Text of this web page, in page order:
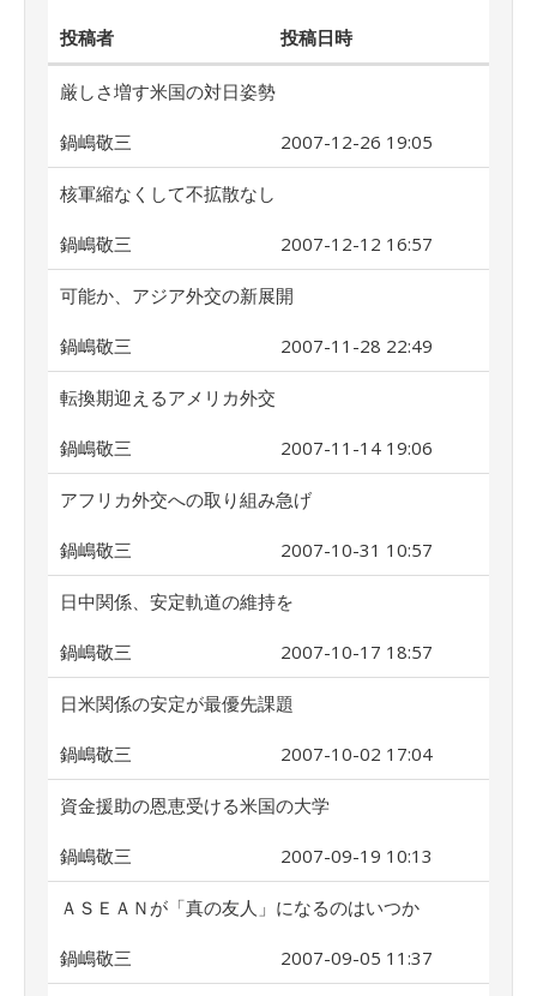
投稿者 投稿日時
厳しさ増す米国の対日姿勢
鍋嶋敬三 2007-12-26 19:05
核軍縮なくして不拡散なし
鍋嶋敬三 2007-12-12 16:57
可能か、アジア外交の新展開
鍋嶋敬三 2007-11-28 22:49
転換期迎えるアメリカ外交
鍋嶋敬三 2007-11-14 19:06
アフリカ外交への取り組み急げ
鍋嶋敬三 2007-10-31 10:57
日中関係、安定軌道の維持を
鍋嶋敬三 2007-10-17 18:57
日米関係の安定が最優先課題
鍋嶋敬三 2007-10-02 17:04
資金援助の恩恵受ける米国の大学
鍋嶋敬三 2007-09-19 10:13
ＡＳＥＡＮが「真の友人」になるのはいつか
鍋嶋敬三 2007-09-05 11:37